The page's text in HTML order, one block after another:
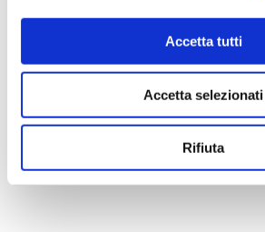
Accetta tutti
Accetta selezionati
Rifiuta